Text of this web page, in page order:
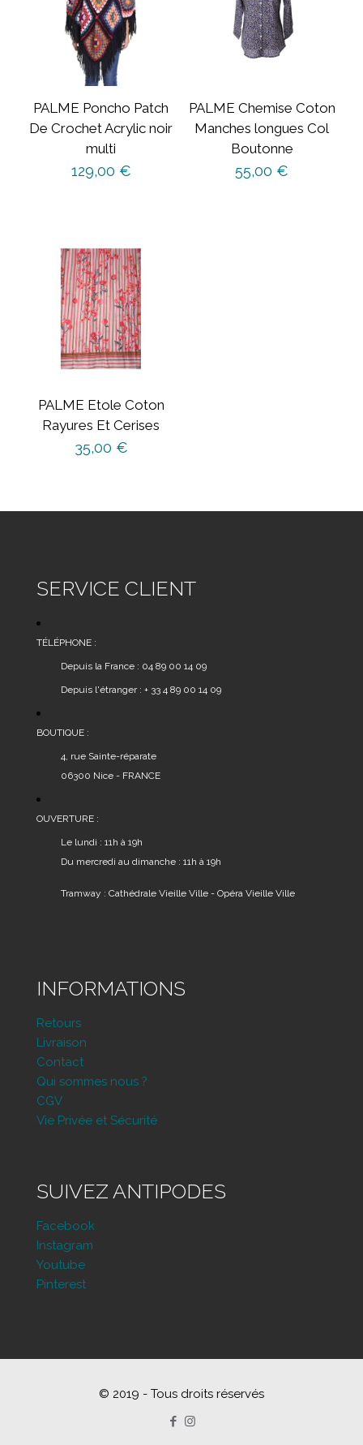
PALME Poncho Patch
De Crochet Acrylic noir
multi
129,00 €
PALME Chemise Coton
Manches longues Col
Boutonne
55,00 €
PALME Etole Coton
Rayures Et Cerises
35,00 €
SERVICE CLIENT
TÉLÉPHONE :
Depuis la France : 04 89 00 14 09
Depuis l'étranger : + 33 4 89 00 14 09
BOUTIQUE :
4, rue Sainte-réparate
06300 Nice - FRANCE
OUVERTURE :
Le lundi : 11h à 19h
Du mercredi au dimanche : 11h à 19h
Tramway : Cathédrale Vieille Ville - Opéra Vieille Ville
INFORMATIONS
Retours
Livraison
Contact
Qui sommes nous ?
CGV
Vie Privée et Sécurité
SUIVEZ ANTIPODES
Facebook
Instagram
Youtube
Pinterest
© 2019 - Tous droits réservés